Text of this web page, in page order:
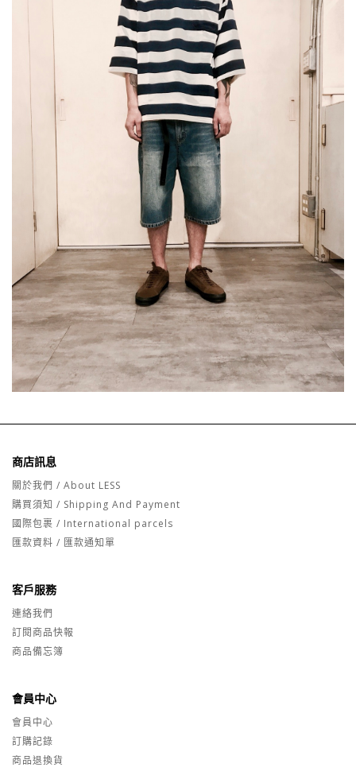
商店訊息
關於我們 / About LESS
購買須知 / Shipping And Payment
國際包裹 / International parcels
匯款資料 / 匯款通知單
客戶服務
連絡我們
訂閱商品快報
商品備忘簿
會員中心
會員中心
訂購記錄
商品退換貨